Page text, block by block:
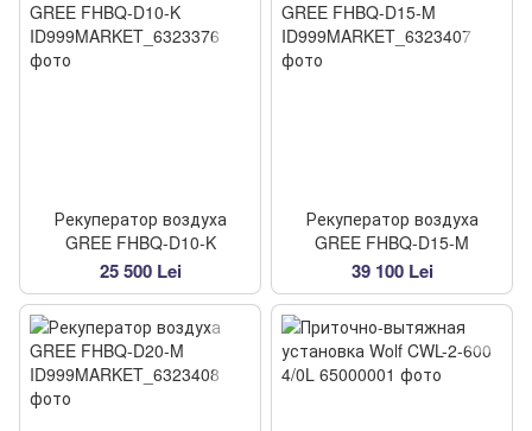
Рекуператор воздуха
GREE FHBQ-D10-K
25 500 Lei
Рекуператор воздуха
GREE FHBQ-D15-M
39 100 Lei